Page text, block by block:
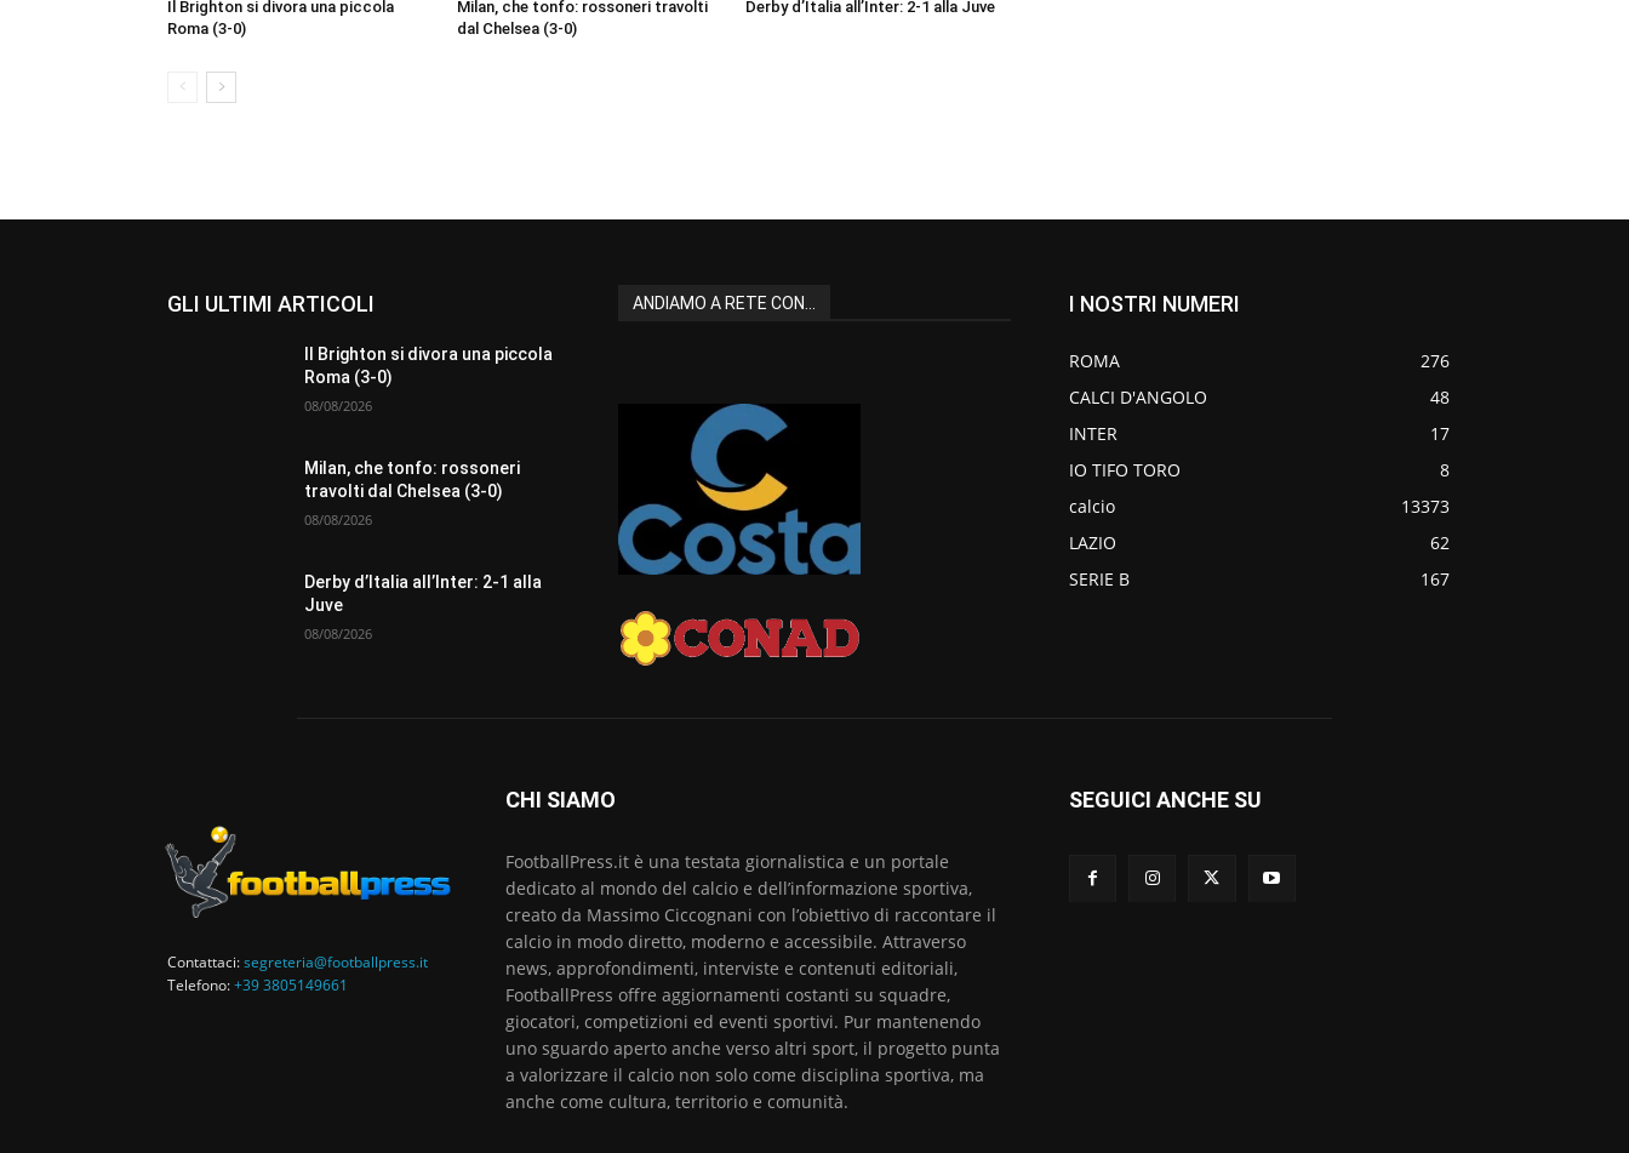
Il Brighton si divora una piccola
Roma (3-0)
Milan, che tonfo: rossoneri travolti
dal Chelsea (3-0)
Derby d’Italia all’Inter: 2-1 alla Juve
GLI ULTIMI ARTICOLI
Il Brighton si divora una piccola
Roma (3-0)
08/08/2026
Milan, che tonfo: rossoneri
travolti dal Chelsea (3-0)
08/08/2026
Derby d’Italia all’Inter: 2-1 alla
Juve
08/08/2026
ANDIAMO A RETE CON... I NOSTRI NUMERI
ROMA
276
CALCI D'ANGOLO
48
INTER
17
IO TIFO TORO
8
calcio
13373
LAZIO
62
SERIE B
167
Contattaci:segreteria@footballpress.it
Telefono:+39 3805149661
CHI SIAMO
FootballPress.it è una testata giornalistica e un portale
dedicato al mondo del calcio e dell’informazione sportiva,
creato da Massimo Ciccognani con l’obiettivo di raccontare il
calcio in modo diretto, moderno e accessibile. Attraverso
news, approfondimenti, interviste e contenuti editoriali,
FootballPress offre aggiornamenti costanti su squadre,
giocatori, competizioni ed eventi sportivi. Pur mantenendo
uno sguardo aperto anche verso altri sport, il progetto punta
a valorizzare il calcio non solo come disciplina sportiva, ma
anche come cultura, territorio e comunità.
SEGUICI ANCHE SU